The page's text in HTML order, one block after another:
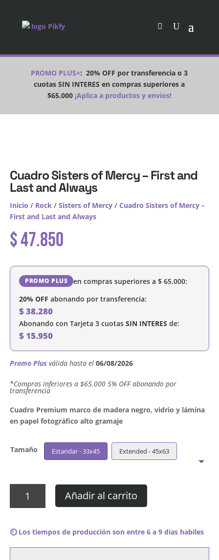
PROMO PLUS+:20% OFF por transferencia o 3
cuotas SIN INTERES en compras superiores a
$65.000¡Aplica a productos y envios!
Cuadro Sisters of Mercy – First and
Last and Always
Inicio / Rock / Sisters of Mercy / Cuadro Sisters of Mercy –
First and Last and Always
$47.850
PROMO PLUS en compras superiores a $ 65.000:
20% OFF abonando por transferencia:
$38.280
Abonando con Tarjeta 3 cuotas SIN INTERES de:
$ 15.950
Promo Plus válida hasta el 06/08/2026
´*Compras inferiores a $65.000 5% OFF abonando por
transferencia
Cuadro Premium marco de madera negro, vidrio y lámina
en papel fotográfico alto gramaje
Tamaño Estandar - 33x45 Extended - 45x63
Sisters
-
First
Añadir al carrito
⏲️ Los tiempos de producción son entre 6 a 9 dias habiles